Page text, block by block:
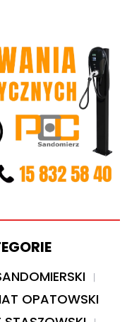
OPATOWSKI